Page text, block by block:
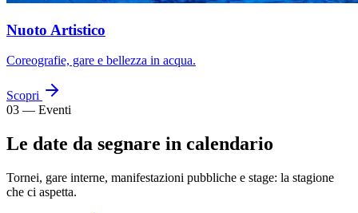
Nuoto Artistico
Coreografie, gare e bellezza in acqua.
Scopri
03 — Eventi
Le date da segnare in calendario
Tornei, gare interne, manifestazioni pubbliche e stage: la stagione
che ci aspetta.